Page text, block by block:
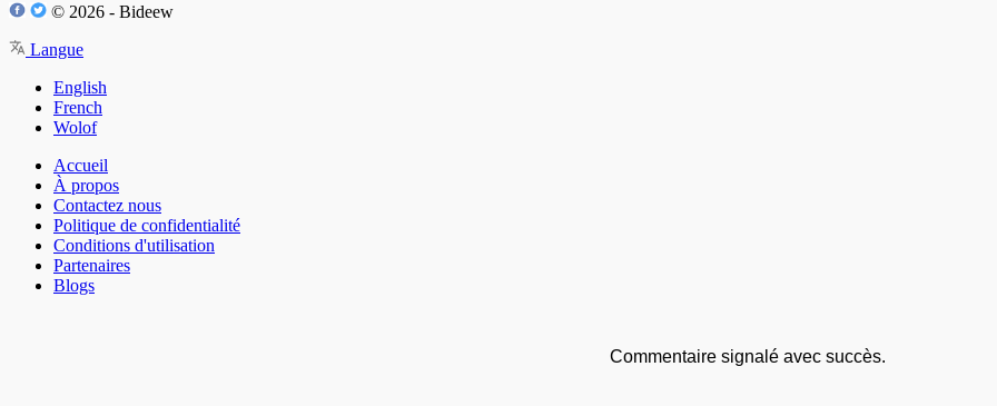
© 2026 - Bideew
Langue
English
French
Wolof
Accueil
À propos
Contactez nous
Politique de confidentialité
Conditions d'utilisation
Partenaires
Blogs
Commentaire signalé avec succès.